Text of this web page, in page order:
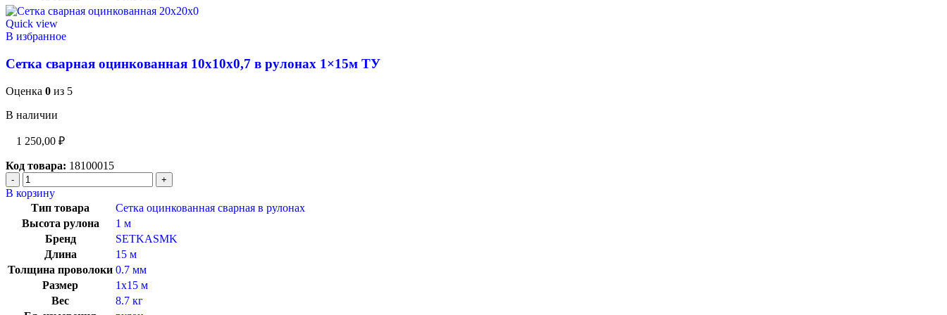
Quick view
В избранное
Сетка сварная оцинкованная 10х10х0,7 в рулонах 1×15м ТУ
Оценка 0 из 5
В наличии
1 250,00 ₽
Код товара: 18100015
В корзину
Тип товара
Сетка оцинкованная сварная в рулонах
Высота рулона
1 м
Бренд
SETKASMK
Длина
15 м
Толщина проволоки 0.7 мм
Размер
1х15 м
Вес
8.7 кг